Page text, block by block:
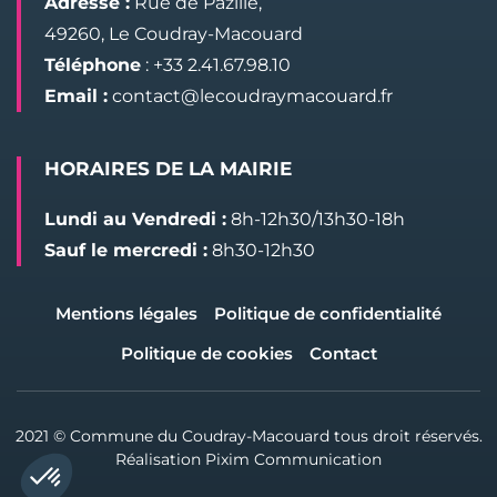
49260, Le Coudray-Macouard
Téléphone : +33 2.41.67.98.10
Email : contact@lecoudraymacouard.fr
HORAIRES DE LA MAIRIE
Lundi au Vendredi : 8h-12h30/13h30-18h
Sauf le mercredi : 8h30-12h30
Mentions légales
Politique de confidentialité
Politique de cookies
Contact
2021 © Commune du Coudray-Macouard tous droit réservés.
Réalisation Pixim Communication